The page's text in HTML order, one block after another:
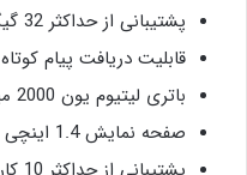
پشتیبانی از حداکثر 32 گیگابایت کارت حافظه Micro-SD
قابلیت دریافت پیام کوتاه
باتری لیتیوم یون 2000 میلی آمپری قابل تعویض
صفحه نمایش 1.4 اینچی تک رنگ سفید